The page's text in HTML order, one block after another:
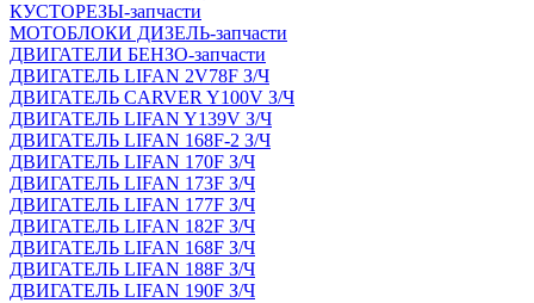
КУСТОРЕЗЫ-запчасти
МОТОБЛОКИ ДИЗЕЛЬ-запчасти
ДВИГАТЕЛИ БЕНЗО-запчасти
ДВИГАТЕЛЬ LIFAN 2V78F З/Ч
ДВИГАТЕЛЬ CARVER Y100V З/Ч
ДВИГАТЕЛЬ LIFAN Y139V З/Ч
ДВИГАТЕЛЬ LIFAN 168F-2 З/Ч
ДВИГАТЕЛЬ LIFAN 170F З/Ч
ДВИГАТЕЛЬ LIFAN 173F З/Ч
ДВИГАТЕЛЬ LIFAN 177F З/Ч
ДВИГАТЕЛЬ LIFAN 182F З/Ч
ДВИГАТЕЛЬ LIFAN 168F З/Ч
ДВИГАТЕЛЬ LIFAN 188F З/Ч
ДВИГАТЕЛЬ LIFAN 190F З/Ч